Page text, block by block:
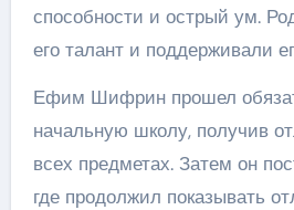
способности и острый ум.
его талант и поддерживали
Ефим Шифрин прошел
начальную школу, получив
всех предметах. Затем он
где продолжил показывать